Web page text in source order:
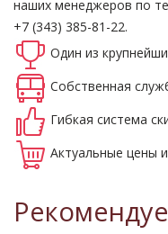
наших менеджеров по
+7 (343) 385-81-22.
Один из
Собственная
Гибкая система
Актуальные цены